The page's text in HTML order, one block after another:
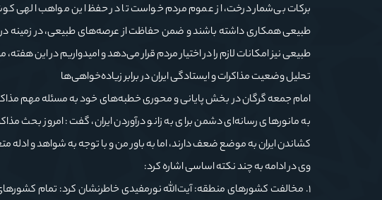
برکات بی‌شمار درخت، از عموم مردم خواست تا در حفظ این مواهب الهی
طبیعی همکاری داشته باشند و ضمن حفاظت از عرصه‌های طبیعی، در زمینه
طبیعی نیز امکانات لازم را در اختیار مردم قرار می‌دهد و امیدواریم در این
تحلیل وضعیت مذاکرات و ایستادگی ایران در برابر زیاده‌خواهی‌ها
امام جمعه گرگان در بخش پایانی و محوری خطبه‌های خود به مسئله مهم
به مانورهای رسانه‌ای دشمن برای به زانو درآوردن ایران، گفت: امروز
کشاندن ایران به موضع ضعف دارند، اما به باور من و با توجه به شواهد و ادله
وی در ادامه به چند نکته اساسی اشاره کرد:
۱. مخالفت کشورهای منطقه: آیت‌الله نورمفیدی خاطرنشان کرد: تمام